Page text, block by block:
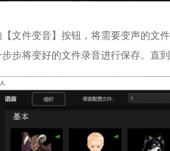
文件变音】按钮，将需要变声的文
步将变好的文件录音进行保存。直